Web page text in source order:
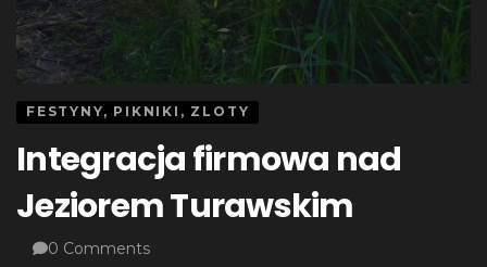
FESTYNY, PIKNIKI, ZLOTY
Integracja firmowa nad
Jeziorem Turawskim
0 Comments